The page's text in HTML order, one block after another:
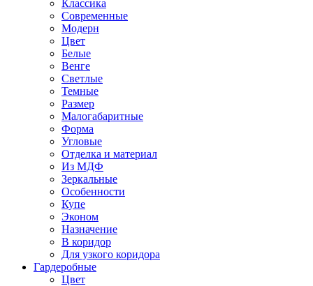
Классика
Современные
Модерн
Цвет
Белые
Венге
Светлые
Темные
Размер
Малогабаритные
Форма
Угловые
Отделка и материал
Из МДФ
Зеркальные
Особенности
Купе
Эконом
Назначение
В коридор
Для узкого коридора
Гардеробные
Цвет